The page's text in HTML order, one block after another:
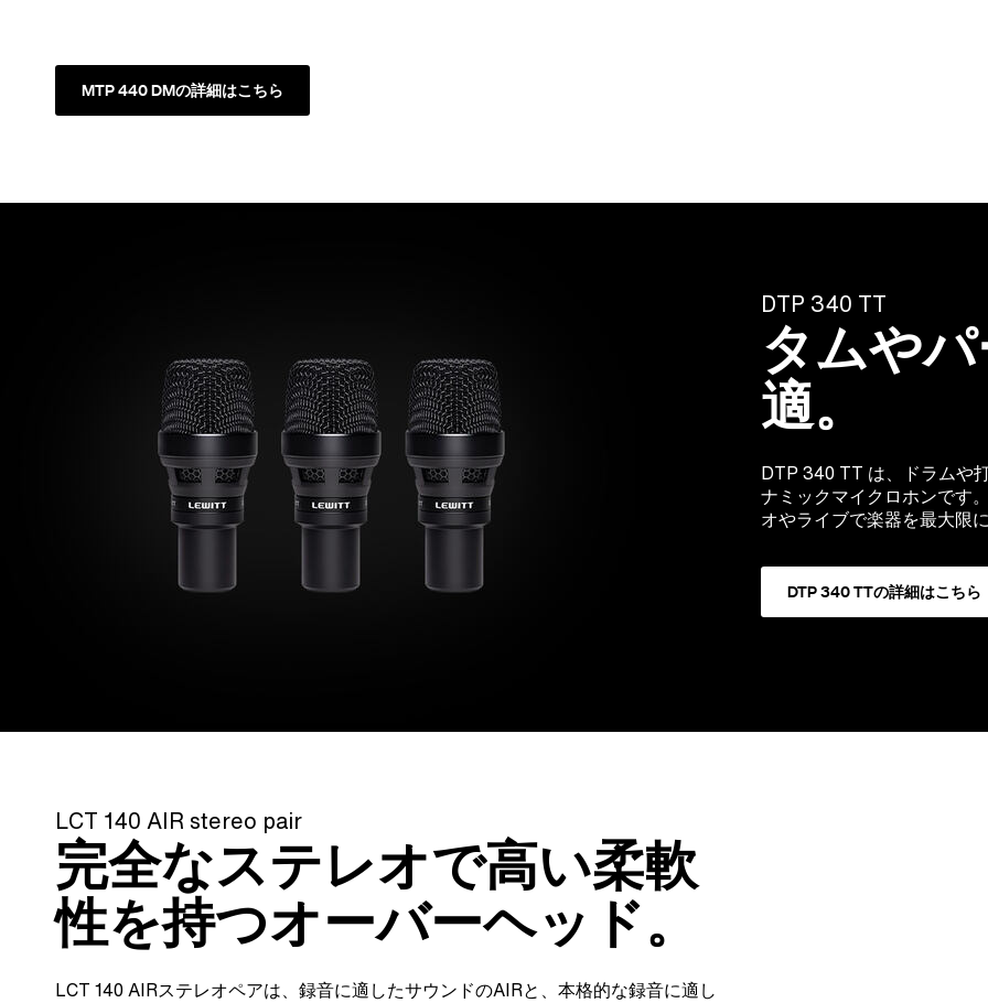
MTP 440 DMの詳細はこちら
DTP 340 TT
タムや
適。
DTP 340 TT は、ドラムや
ナミックマイクロホンです
オやライブで楽器を最大限
DTP 340 TTの詳細はこちら
LCT 140 AIR stereo pair
完全なステレオで高い柔軟
性を持つオーバーヘッド。
LCT 140 AIRステレオペアは、録音に適したサウンドのAIRと、本格的な録音に適し